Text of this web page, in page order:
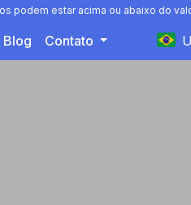
podem estar acima ou abaixo do
Blog Contato